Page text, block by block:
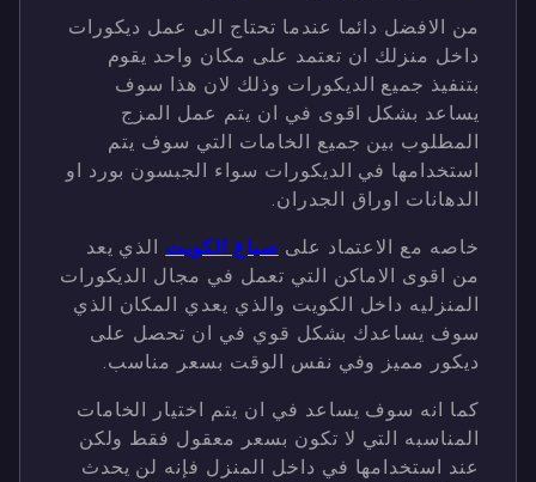
من الافضل دائما عندما تحتاج الى عمل ديكورات
داخل منزلك ان تعتمد على مكان واحد يقوم
بتنفيذ جميع الديكورات وذلك لان هذا سوف
يساعد بشكل اقوى في ان يتم عمل المزج
المطلوب بين جميع الخامات التي سوف يتم
استخدامها في الديكورات سواء الجبسون بورد او
الدهانات اوراق الجدران.
خاصه مع الاعتماد على صباغ الكويت الذي يعد
من اقوى الاماكن التي تعمل في مجال الديكورات
المنزليه داخل الكويت والذي يعدي المكان الذي
سوف يساعدك بشكل قوي في ان تحصل على
ديكور مميز وفي نفس الوقت بسعر مناسب.
كما انه سوف يساعد في ان يتم اختيار الخامات
المناسبه التي لا تكون بسعر معقول فقط ولكن
عند استخدامها في داخل المنزل فإنه لن يحدث